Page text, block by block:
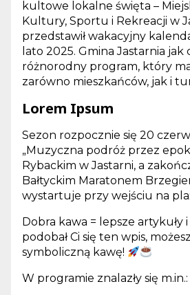
kultowe lokalne święta –
Kultury, Sportu i Rekreacji w
przedstawił wakacyjny
lato 2025. Gmina Jastarnia jak
różnorodny program, który
zarówno mieszkańców, jak i
Lorem Ipsum
Sezon rozpocznie się 20
„Muzyczna podróż przez
Rybackim w Jastarni, a
Bałtyckim Maratonem
wystartuje przy wejściu na
Dobra kawa = lepsze artykuły
podobał Ci się ten wpis,
symboliczną kawę!
W programie znalazły się m.in.: